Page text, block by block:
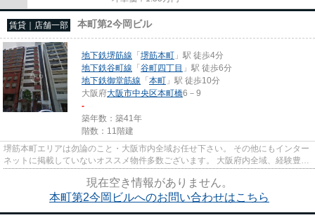
賃貸｜店舗一部 本町第2今岡ビル
地下鉄堺筋線 「堺筋本町 」駅 徒歩4分
地下鉄谷町線 「谷町四丁目 」駅 徒歩6分
地下鉄御堂筋線 「本町 」駅 徒歩10分
大阪府大阪市中央区本町橋6－9
-
築年数：築41年
階数：11階建
堺筋本町エリアは勿論のこと・大阪市内全域お任せ下さい。 その他にもインター
ネットに掲載していないオススメ物件多数ございます。 大阪府内全域、経験豊富
なスタッフがご対応させて...
現在空き情報がありません。
本町第2今岡ビルへのお問い合わせはこちら